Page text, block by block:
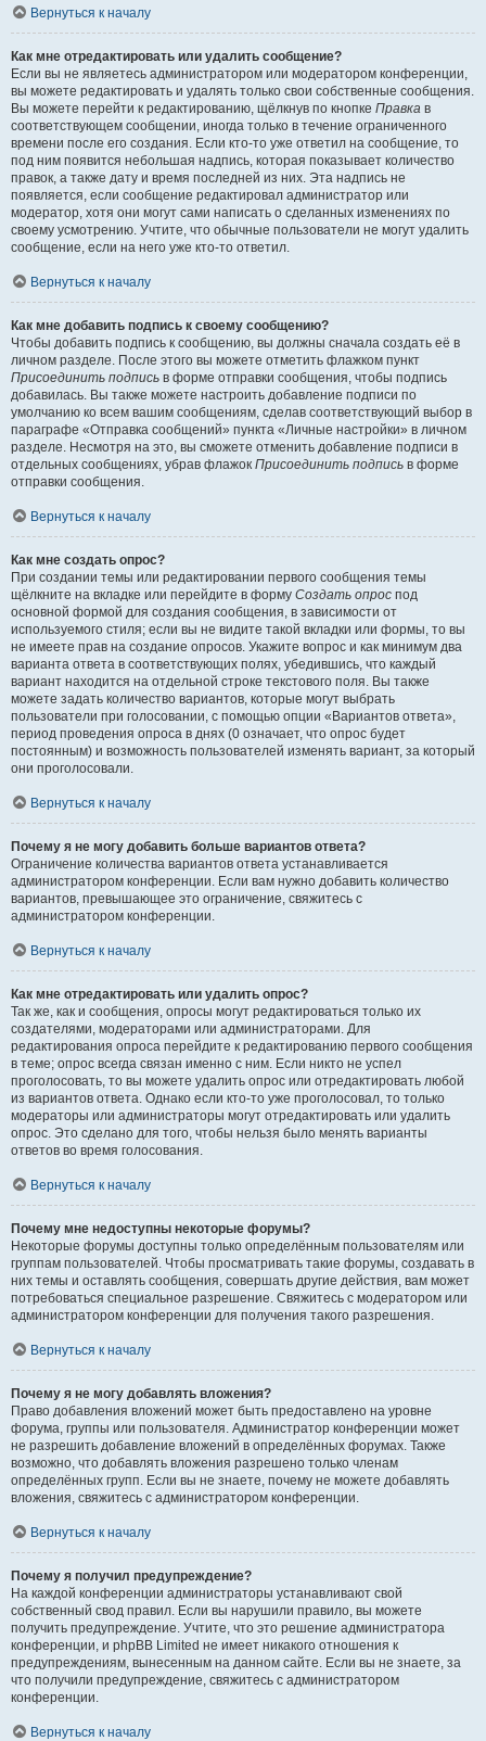
Вернуться к началу
Как мне отредактировать или удалить сообщение?
Если вы не являетесь администратором или модератором конференции,
вы можете редактировать и удалять только свои собственные сообщения.
Вы можете перейти к редактированию, щёлкнув по кнопке Правка в
соответствующем сообщении, иногда только в течение ограниченного
времени после его создания. Если кто-то уже ответил на сообщение, то
под ним появится небольшая надпись, которая показывает количество
правок, а также дату и время последней из них. Эта надпись не
появляется, если сообщение редактировал администратор или
модератор, хотя они могут сами написать о сделанных изменениях по
своему усмотрению. Учтите, что обычные пользователи не могут удалить
сообщение, если на него уже кто-то ответил.
Вернуться к началу
Как мне добавить подпись к своему сообщению?
Чтобы добавить подпись к сообщению, вы должны сначала создать её в
личном разделе. После этого вы можете отметить флажком пункт
Присоединить подпись в форме отправки сообщения, чтобы подпись
добавилась. Вы также можете настроить добавление подписи по
умолчанию ко всем вашим сообщениям, сделав соответствующий выбор в
параграфе «Отправка сообщений» пункта «Личные настройки» в личном
разделе. Несмотря на это, вы сможете отменить добавление подписи в
отдельных сообщениях, убрав флажок Присоединить подпись в форме
отправки сообщения.
Вернуться к началу
Как мне создать опрос?
При создании темы или редактировании первого сообщения темы
щёлкните на вкладке или перейдите в форму Создать опрос под
основной формой для создания сообщения, в зависимости от
используемого стиля; если вы не видите такой вкладки или формы, то вы
не имеете прав на создание опросов. Укажите вопрос и как минимум два
варианта ответа в соответствующих полях, убедившись, что каждый
вариант находится на отдельной строке текстового поля. Вы также
можете задать количество вариантов, которые могут выбрать
пользователи при голосовании, с помощью опции «Вариантов ответа»,
период проведения опроса в днях (0 означает, что опрос будет
постоянным) и возможность пользователей изменять вариант, за который
они проголосовали.
Вернуться к началу
Почему я не могу добавить больше вариантов ответа?
Ограничение количества вариантов ответа устанавливается
администратором конференции. Если вам нужно добавить количество
вариантов, превышающее это ограничение, свяжитесь с
администратором конференции.
Вернуться к началу
Как мне отредактировать или удалить опрос?
Так же, как и сообщения, опросы могут редактироваться только их
создателями, модераторами или администраторами. Для
редактирования опроса перейдите к редактированию первого сообщения
в теме; опрос всегда связан именно с ним. Если никто не успел
проголосовать, то вы можете удалить опрос или отредактировать любой
из вариантов ответа. Однако если кто-то уже проголосовал, то только
модераторы или администраторы могут отредактировать или удалить
опрос. Это сделано для того, чтобы нельзя было менять варианты
ответов во время голосования.
Вернуться к началу
Почему мне недоступны некоторые форумы?
Некоторые форумы доступны только определённым пользователям или
группам пользователей. Чтобы просматривать такие форумы, создавать в
них темы и оставлять сообщения, совершать другие действия, вам может
потребоваться специальное разрешение. Свяжитесь с модератором или
администратором конференции для получения такого разрешения.
Вернуться к началу
Почему я не могу добавлять вложения?
Право добавления вложений может быть предоставлено на уровне
форума, группы или пользователя. Администратор конференции может
не разрешить добавление вложений в определённых форумах. Также
возможно, что добавлять вложения разрешено только членам
определённых групп. Если вы не знаете, почему не можете добавлять
вложения, свяжитесь с администратором конференции.
Вернуться к началу
Почему я получил предупреждение?
На каждой конференции администраторы устанавливают свой
собственный свод правил. Если вы нарушили правило, вы можете
получить предупреждение. Учтите, что это решение администратора
конференции, и phpBB Limited не имеет никакого отношения к
предупреждениям, вынесенным на данном сайте. Если вы не знаете, за
что получили предупреждение, свяжитесь с администратором
конференции.
Вернуться к началу